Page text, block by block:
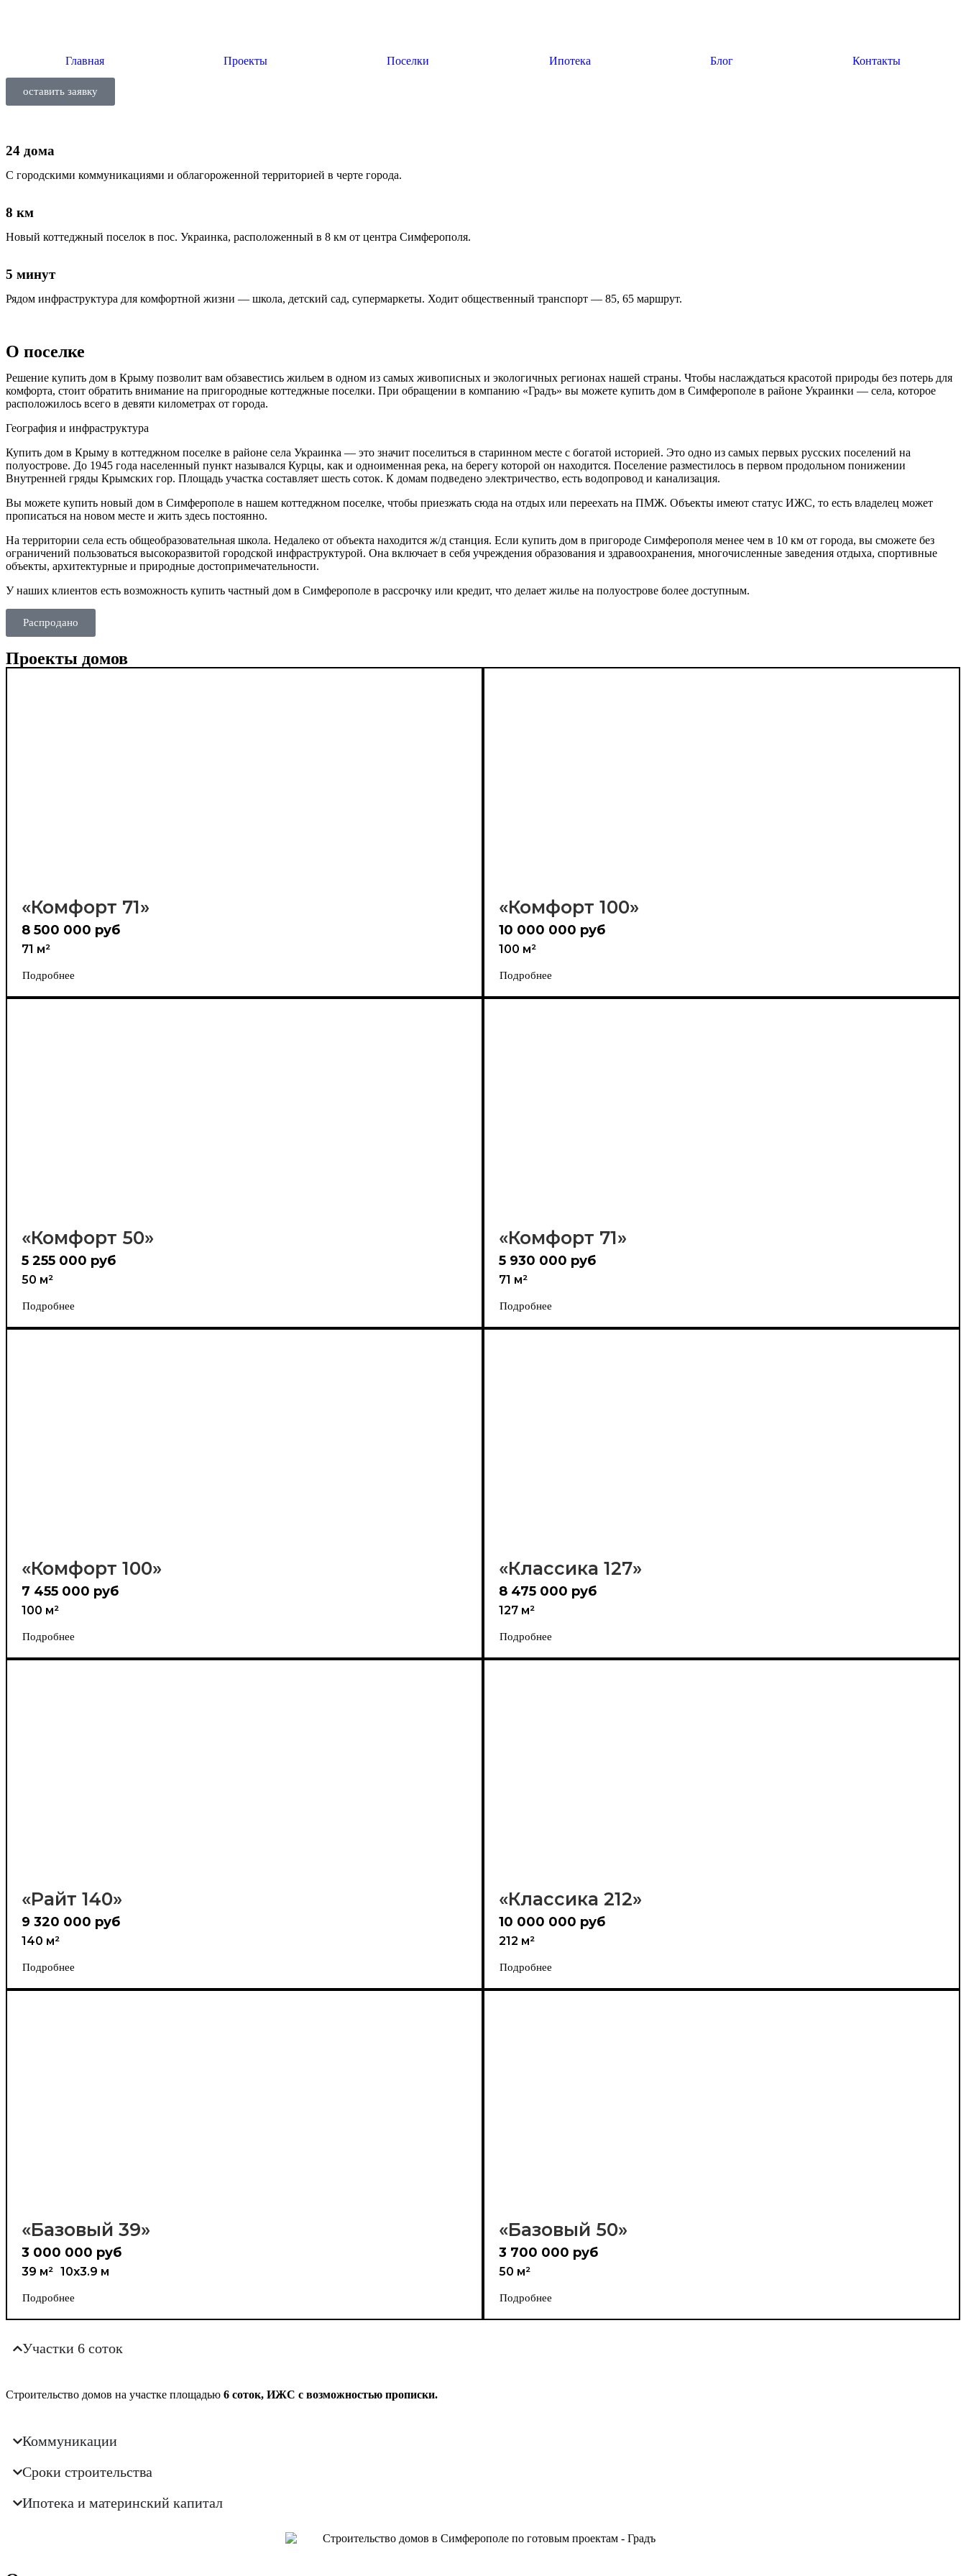
Главная Проекты Поселки Ипотека Блог Контакты
оставить заявку
24 дома
С городскими коммуникациями и облагороженной территорией в черте города.
8 км
Новый коттеджный поселок в пос. Украинка, расположенный в 8 км от центра Симферополя.
5 минут
Рядом инфраструктура для комфортной жизни — школа, детский сад, супермаркеты. Ходит общественный транспорт — 85, 65 маршрут.
О поселке
Решение купить дом в Крыму позволит вам обзавестись жильем в одном из самых живописных и экологичных регионах нашей страны. Чтобы наслаждаться красотой природы без потерь для
комфорта, стоит обратить внимание на пригородные коттеджные поселки. При обращении в компанию «Градъ» вы можете купить дом в Симферополе в районе Украинки — села, которое
расположилось всего в девяти километрах от города.
География и инфраструктура
Купить дом в Крыму в коттеджном поселке в районе села Украинка — это значит поселиться в старинном месте с богатой историей. Это одно из самых первых русских поселений на
полуострове. До 1945 года населенный пункт назывался Курцы, как и одноименная река, на берегу которой он находится. Поселение разместилось в первом продольном понижении
Внутренней гряды Крымских гор. Площадь участка составляет шесть соток. К домам подведено электричество, есть водопровод и канализация.
Вы можете купить новый дом в Симферополе в нашем коттеджном поселке, чтобы приезжать сюда на отдых или переехать на ПМЖ. Объекты имеют статус ИЖС, то есть владелец может
прописаться на новом месте и жить здесь постоянно.
На территории села есть общеобразовательная школа. Недалеко от объекта находится ж/д станция. Если купить дом в пригороде Симферополя менее чем в 10 км от города, вы сможете без
ограничений пользоваться высокоразвитой городской инфраструктурой. Она включает в себя учреждения образования и здравоохранения, многочисленные заведения отдыха, спортивные
объекты, архитектурные и природные достопримечательности.
У наших клиентов есть возможность купить частный дом в Симферополе в рассрочку или кредит, что делает жилье на полуострове более доступным.
Распродано
Проекты домов
«Комфорт 71»
8 500 000 руб
71 м²
Подробнее
«Комфорт 100»
10 000 000 руб
100 м²
Подробнее
«Комфорт 50»
5 255 000 руб
50 м²
Подробнее
«Комфорт 71»
5 930 000 руб
71 м²
Подробнее
«Комфорт 100»
7 455 000 руб
100 м²
Подробнее
«Классика 127»
8 475 000 руб
127 м²
Подробнее
«Райт 140»
9 320 000 руб
140 м²
Подробнее
«Классика 212»
10 000 000 руб
212 м²
Подробнее
«Базовый 39»
3 000 000 руб
39 м² 10х3.9 м
Подробнее
«Базовый 50»
3 700 000 руб
50 м²
Подробнее
Участки 6 соток
Строительство домов на участке площадью 6 соток, ИЖС с возможностью прописки.
Коммуникации
Сроки строительства
Ипотека и материнский капитал